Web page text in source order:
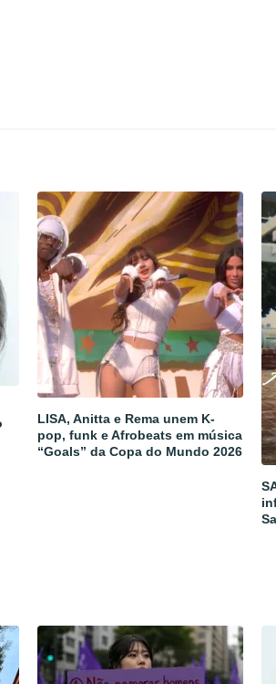
LISA, Anitta e Rema unem K-
pop, funk e Afrobeats em música
“Goals” da Copa do Mundo 2026